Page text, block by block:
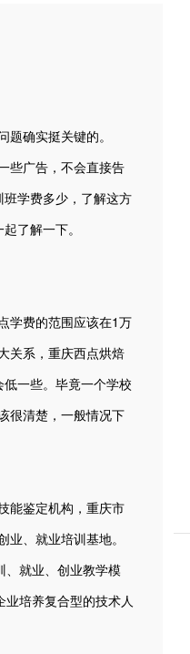
确实挺关键的。
些广告，不会直接告
学费多少，了解这方
了解一下。
学费的范围应该在1万
关系，重庆西点烘焙
一些。毕竟一个学校
很清楚，一般情况下
能鉴定机构，重庆市
、就业培训基地。
、就业、创业教学模
培养复合型的技术人